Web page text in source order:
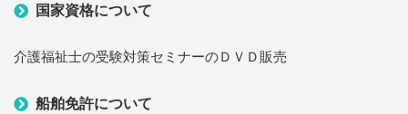
国家資格について
介護福祉士の受験対策セミナーのＤＶＤ販売
船舶免許について